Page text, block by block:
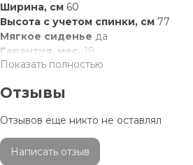
Ширина, см 60
Высота с учетом спинки, см 77
Мягкое сиденье да
Гарантия, мес. 18
Форма поставки в разобранном виде
Показать полностью
Отзывы
Отзывов еще никто не оставлял
Написать отзыв